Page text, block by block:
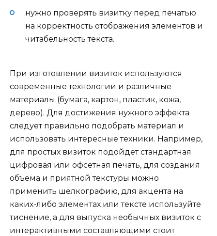
нужно проверять визитку перед печатью
на корректность отображения элементов и
читабельность текста.
При изготовлении визиток используются
современные технологии и различные
материалы (бумага, картон, пластик, кожа,
дерево). Для достижения нужного эффекта
следует правильно подобрать материал и
использовать интересные техники. Например,
для простых визиток подойдет стандартная
цифровая или офсетная печать, для создания
объема и приятной текстуры можно
применить шелкографию, для акцента на
каких-либо элементах или тексте используйте
тиснение, а для выпуска необычных визиток с
интерактивными составляющими стоит